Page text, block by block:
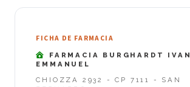
FICHA DE FARMACIA
FARMACIA BURGHARDT IVAN
EMMANUEL
CHIOZZA 2932 - CP 7111 - SAN